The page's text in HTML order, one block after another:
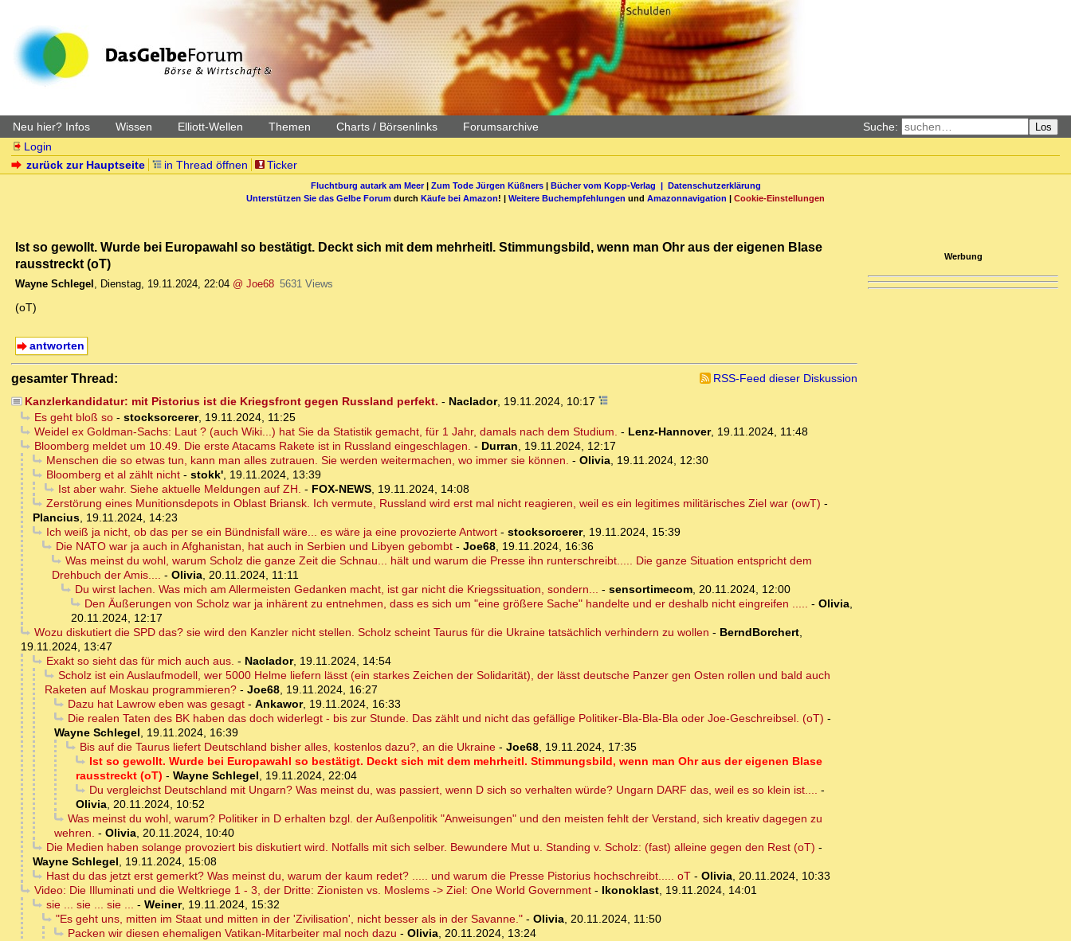
Neu hier? Infos Wissen Elliott-Wellen Themen Charts / Börsenlinks Forumsarchive Suche: Los
Login
zurück zur Hauptseite
in Thread öffnen Ticker
Fluchtburg autark am Meer| Zum Tode Jürgen Küßners| Bücher vom Kopp-Verlag | Datenschutzerklärung
Unterstützen Sie das Gelbe Forum durch Käufe bei Amazon! | Weitere Buchempfehlungen und Amazonnavigation | Cookie-Einstellungen
Ist so gewollt. Wurde bei Europawahl so bestätigt. Deckt sich mit dem mehrheitl. Stimmungsbild, wenn man Ohr aus der eigenen Blase
rausstreckt (oT)
Wayne Schlegel , Dienstag, 19.11.2024, 22:04 @ Joe68 5631 Views
(oT)
antworten
gesamter Thread:
RSS-Feed dieser Diskussion
Kanzlerkandidatur: mit Pistorius ist die Kriegsfront gegen Russland perfekt. - Naclador, 19.11.2024, 10:17
Es geht bloß so- stocksorcerer, 19.11.2024, 11:25
Weidel ex Goldman-Sachs: Laut ? (auch Wiki...) hat Sie da Statistik gemacht, für 1 Jahr, damals nach dem Studium. - Lenz-Hannover, 19.11.2024, 11:48
Bloomberg meldet um 10.49. Die erste Atacams Rakete ist in Russland eingeschlagen. - Durran, 19.11.2024, 12:17
Menschen die so etwas tun, kann man alles zutrauen. Sie werden weitermachen, wo immer sie können. - Olivia, 19.11.2024, 12:30
Bloomberg et al zählt nicht- stokk', 19.11.2024, 13:39
Ist aber wahr. Siehe aktuelle Meldungen auf ZH. - FOX-NEWS, 19.11.2024, 14:08
Zerstörung eines Munitionsdepots in Oblast Briansk. Ich vermute, Russland wird erst mal nicht reagieren, weil es ein legitimes militärisches Ziel war (owT) -
Plancius, 19.11.2024, 14:23
Ich weiß ja nicht, ob das per se ein Bündnisfall wäre... es wäre ja eine provozierte Antwort- stocksorcerer, 19.11.2024, 15:39
Die NATO war ja auch in Afghanistan, hat auch in Serbien und Libyen gebombt- Joe68, 19.11.2024, 16:36
Was meinst du wohl, warum Scholz die ganze Zeit die Schnau... hält und warum die Presse ihn runterschreibt..... Die ganze Situation entspricht dem
Drehbuch der Amis.... - Olivia, 20.11.2024, 11:11
Du wirst lachen. Was mich am Allermeisten Gedanken macht, ist gar nicht die Kriegssituation, sondern... - sensortimecom, 20.11.2024, 12:00
Den Äußerungen von Scholz war ja inhärent zu entnehmen, dass es sich um "eine größere Sache" handelte und er deshalb nicht eingreifen ..... - Olivia,
20.11.2024, 12:17
Wozu diskutiert die SPD das? sie wird den Kanzler nicht stellen. Scholz scheint Taurus für die Ukraine tatsächlich verhindern zu wollen - BerndBorchert,
19.11.2024, 13:47
Exakt so sieht das für mich auch aus. - Naclador, 19.11.2024, 14:54
Scholz ist ein Auslaufmodell, wer 5000 Helme liefern lässt (ein starkes Zeichen der Solidarität), der lässt deutsche Panzer gen Osten rollen und bald auch
Raketen auf Moskau programmieren? - Joe68, 19.11.2024, 16:27
Dazu hat Lawrow eben was gesagt- Ankawor, 19.11.2024, 16:33
Die realen Taten des BK haben das doch widerlegt - bis zur Stunde. Das zählt und nicht das gefällige Politiker-Bla-Bla-Bla oder Joe-Geschreibsel. (oT) -
Wayne Schlegel, 19.11.2024, 16:39
Bis auf die Taurus liefert Deutschland bisher alles, kostenlos dazu?, an die Ukraine- Joe68, 19.11.2024, 17:35
Ist so gewollt. Wurde bei Europawahl so bestätigt. Deckt sich mit dem mehrheitl. Stimmungsbild, wenn man Ohr aus der eigenen Blase
rausstreckt (oT) - Wayne Schlegel, 19.11.2024, 22:04
Du vergleichst Deutschland mit Ungarn? Was meinst du, was passiert, wenn D sich so verhalten würde? Ungarn DARF das, weil es so klein ist.... -
Olivia, 20.11.2024, 10:52
Was meinst du wohl, warum? Politiker in D erhalten bzgl. der Außenpolitik "Anweisungen" und den meisten fehlt der Verstand, sich kreativ dagegen zu
wehren. - Olivia, 20.11.2024, 10:40
Die Medien haben solange provoziert bis diskutiert wird. Notfalls mit sich selber. Bewundere Mut u. Standing v. Scholz: (fast) alleine gegen den Rest (oT) -
Wayne Schlegel, 19.11.2024, 15:08
Hast du das jetzt erst gemerkt? Was meinst du, warum der kaum redet? ..... und warum die Presse Pistorius hochschreibt..... oT- Olivia, 20.11.2024, 10:33
Video: Die Illuminati und die Weltkriege 1 - 3, der Dritte: Zionisten vs. Moslems -> Ziel: One World Government- Ikonoklast, 19.11.2024, 14:01
sie ... sie ... sie ... - Weiner, 19.11.2024, 15:32
"Es geht uns, mitten im Staat und mitten in der 'Zivilisation', nicht besser als in der Savanne."- Olivia, 20.11.2024, 11:50
Packen wir diesen ehemaligen Vatikan-Mitarbeiter mal noch dazu - Olivia, 20.11.2024, 13:24
Werbung